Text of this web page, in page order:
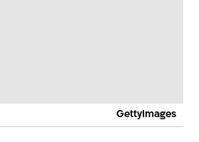
GettyImages